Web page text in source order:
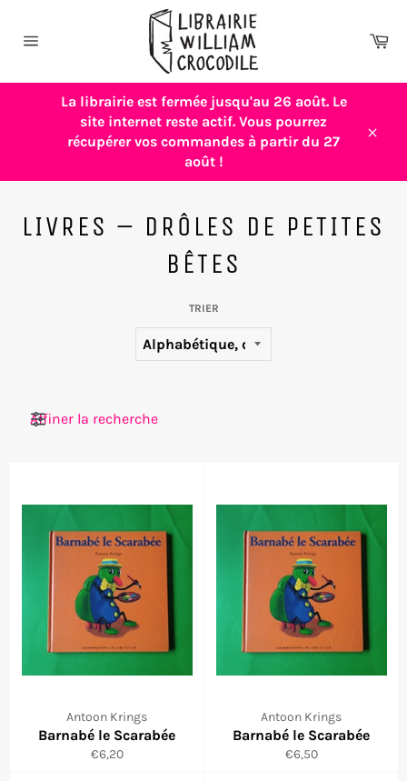
contenu
La librairie est fermée jusqu'au 26 août. Le
site internet reste actif. Vous pourrez
récupérer vos commandes à partir du 27
août !
LIVRES – DRÔLES DE PETITES
BÊTES
TRIER
Filtres
Antoon Krings
Barnabé le Scarabée
Prix
€6,20
Antoon Krings
Barnabé le Scarabée
Prix
€6,50